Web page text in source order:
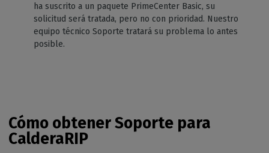
ha suscrito a un paquete PrimeCenter Basic, su
solicitud será tratada, pero no con prioridad. Nuestro
equipo técnico Soporte tratará su problema lo antes
posible.
Cómo obtener Soporte para
CalderaRIP